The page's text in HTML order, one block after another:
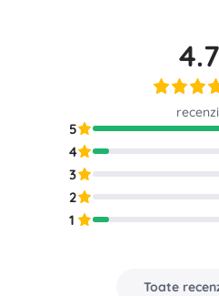
4.7
5
4
3
2
1
Toate